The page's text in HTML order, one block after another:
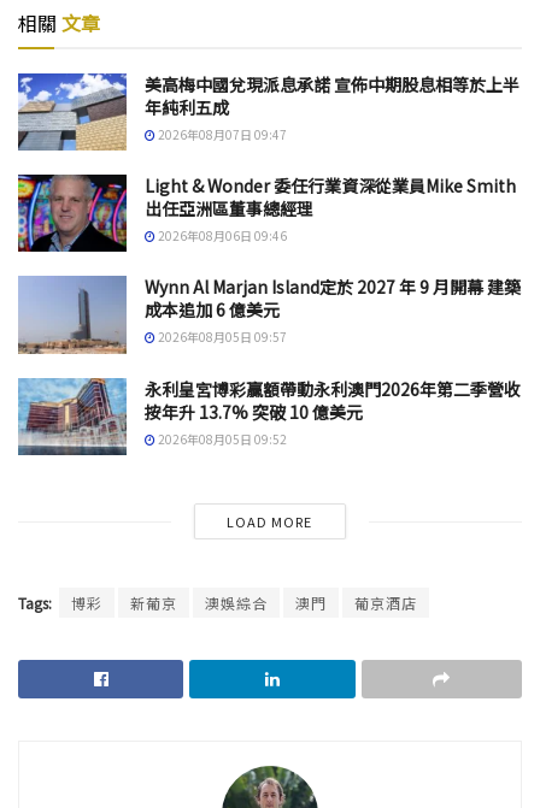
相關 文章
美高梅中國兌現派息承諾 宣佈中期股息相等於上半
年純利五成
2026年08月07日 09:47
Light & Wonder 委任行業資深從業員Mike Smith
出任亞洲區董事總經理
2026年08月06日 09:46
Wynn Al Marjan Island定於 2027 年 9 月開幕 建築
成本追加 6 億美元
2026年08月05日 09:57
永利皇宮博彩贏額帶動永利澳門2026年第二季營收
按年升 13.7% 突破 10 億美元
2026年08月05日 09:52
LOAD MORE
Tags: 博彩 新葡京 澳娛綜合 澳門 葡京酒店